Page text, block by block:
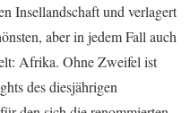
Insellandschaft und verlagert
aber in jedem Fall auch
Afrika. Ohne Zweifel ist
des diesjährigen